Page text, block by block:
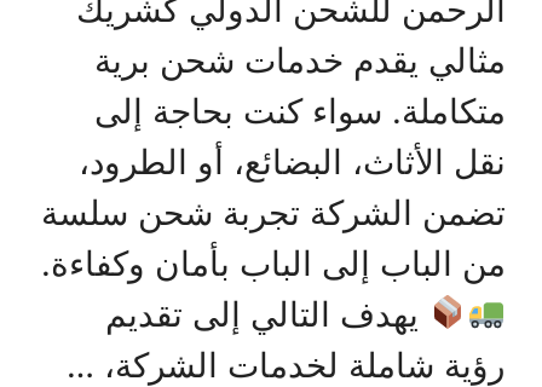
الرحمن للشحن الدولي كشريك
مثالي يقدم خدمات شحن برية
متكاملة. سواء كنت بحاجة إلى
نقل الأثاث، البضائع، أو الطرود،
تضمن الشركة تجربة شحن سلسة
من الباب إلى الباب بأمان وكفاءة.
يهدف التالي إلى تقديم
رؤية شاملة لخدمات الشركة، …